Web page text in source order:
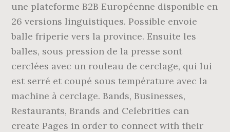
une plateforme B2B Européenne disponible en
26 versions linguistiques. Possible envoie
balle friperie vers la province. Ensuite les
balles, sous pression de la presse sont
cerclées avec un rouleau de cerclage, qui lui
est serré et coupé sous température avec la
machine à cerclage. Bands, Businesses,
Restaurants, Brands and Celebrities can
create Pages in order to connect with their